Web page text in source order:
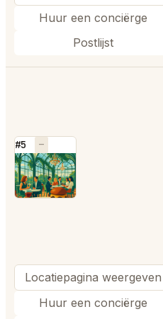
Huur een conciërge
Postlijst
#5 —
⭐
Locatiepagina weergeven
Huur een conciërge